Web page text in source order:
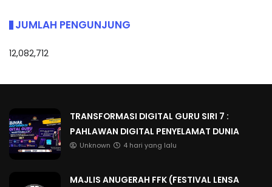
JUMLAH PENGUNJUNG
12,082,712
TRANSFORMASI DIGITAL GURU SIRI 7 :
PAHLAWAN DIGITAL PENYELAMAT DUNIA
Unknown 4 hari yang lalu
MAJLIS ANUGERAH FFK (FESTIVAL LENSA